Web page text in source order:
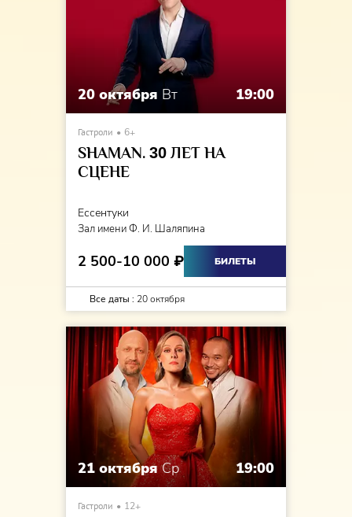
20 октября Вт 19:00
Гастроли 6+
SHAMAN. 30 ЛЕТ НА
СЦЕНЕ
Ессентуки
Зал имени Ф. И. Шаляпина
2 500-10 000 ₽ БИЛЕТЫ
Все даты : 20 октября
21 октября Ср 19:00
Гастроли 12+